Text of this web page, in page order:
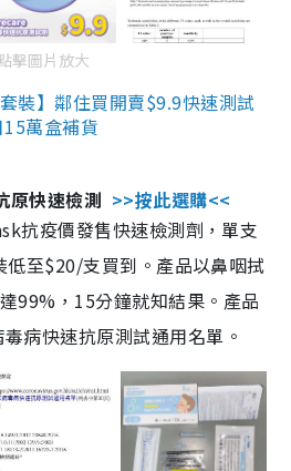
擊圖片放大
裝】鄰住買開賣$9.9快速測試
萬盒補貨
原快速檢測 >>按此選購<<
抗疫價發售快速檢測劑，單支
至$20/支買到。產品以鼻咽拭
99%，15分鐘就知結果。產品
病快速抗原測試通用名單。